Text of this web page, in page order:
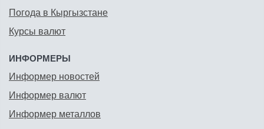
Погода в Кыргызстане
Курсы валют
ИНФОРМЕРЫ
Информер новостей
Информер валют
Информер металлов